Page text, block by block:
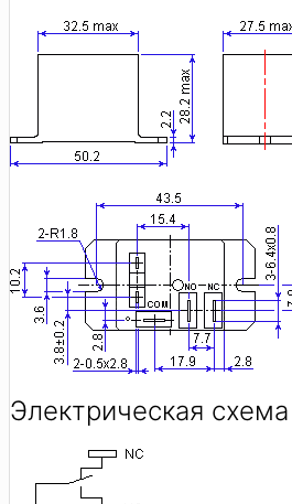
Электрическая схема